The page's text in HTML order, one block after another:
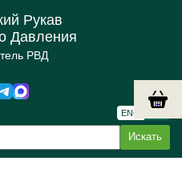
Рукав
Давления
РВД
ENG